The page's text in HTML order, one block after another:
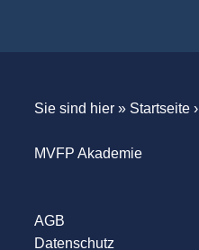
Sie sind hier » Startseite›
MVFP Akademie
AGB
Datenschutz